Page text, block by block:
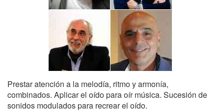
Prestar atención a la melodía, ritmo y armonía,
combinados. Aplicar el oído para oír música. Sucesión de
sonidos modulados para recrear el oído.